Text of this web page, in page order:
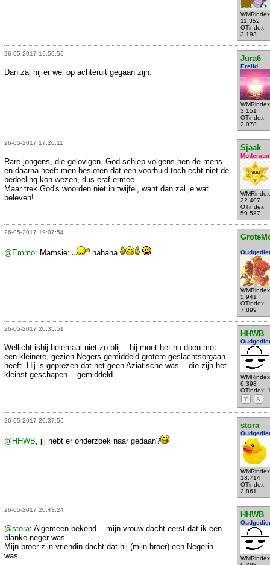
11.352
OTindex:
3.193
26-05-2017 16:59:56
Jura6
Erelid
3.151
OTindex:
2.078
Dan zal hij er wel op achteruit gegaan zijn.
26-05-2017 17:20:11
Sjaak
Moderator
22.407
OTindex:
59.587
Rare jongens, die gelovigen. God schiep volgens hen de mens
en daarna heeft men besloten dat een voorhuid toch echt niet de
bedoeling kon wezen, dus eraf ermee.
Maar trek God's woorden niet in twijfel, want dan zal je wat
beleven!
26-05-2017 19:07:54
5.941
OTindex:
7.899
@Emmo: Mamsie: hahaha
26-05-2017 20:35:51
HHWB
6.398
OTindex:
T
S
Wellicht ishij helemaal niet zo blij... hij moet het nu doen met
een kleinere, gezien Negers gemiddeld grotere geslachtsorgaan
heeft. Hij is geprezen dat het geen Aziatische was... die zijn het
kleinst geschapen....gemiddeld...
26-05-2017 20:37:56
stora
18.714
OTindex:
2.861
@HHWB , jij hebt er onderzoek naar gedaan?
26-05-2017 20:43:24
HHWB
@stora: Algemeen bekend... mijn vrouw dacht eerst dat ik een
blanke neger was...
Mijn broer zijn vriendin dacht dat hij (mijn broer) een Negerin
was....